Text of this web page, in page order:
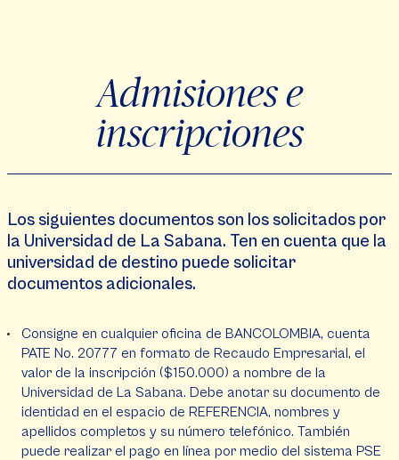
Admisiones e
inscripciones
Los siguientes documentos son los solicitados por
la Universidad de La Sabana. Ten en cuenta que la
universidad de destino puede solicitar
documentos adicionales.
Consigne en cualquier oficina de BANCOLOMBIA, cuenta
PATE No. 20777 en formato de Recaudo Empresarial, el
valor de la inscripción ($150.000) a nombre de la
Universidad de La Sabana. Debe anotar su documento de
identidad en el espacio de REFERENCIA, nombres y
apellidos completos y su número telefónico. También
puede realizar el pago en línea por medio del sistema PSE